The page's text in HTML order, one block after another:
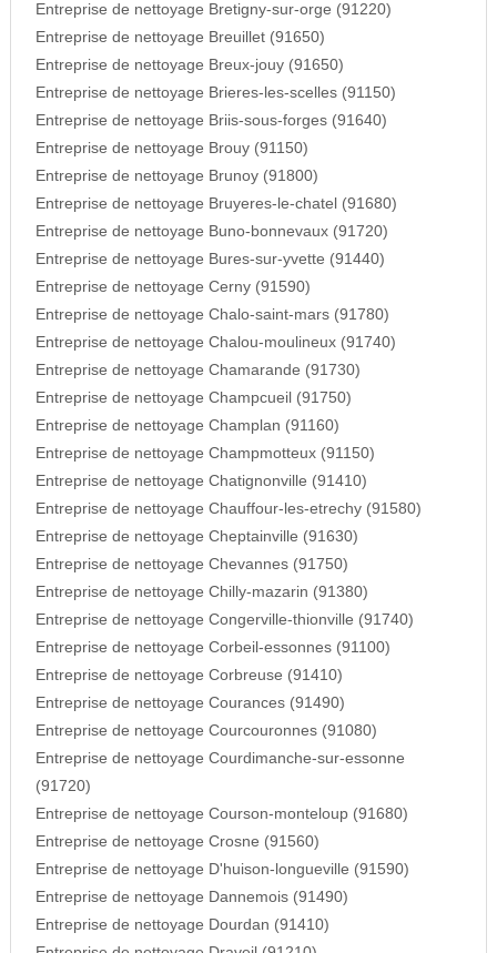
Entreprise de nettoyage Bretigny-sur-orge (91220)
Entreprise de nettoyage Breuillet (91650)
Entreprise de nettoyage Breux-jouy (91650)
Entreprise de nettoyage Brieres-les-scelles (91150)
Entreprise de nettoyage Briis-sous-forges (91640)
Entreprise de nettoyage Brouy (91150)
Entreprise de nettoyage Brunoy (91800)
Entreprise de nettoyage Bruyeres-le-chatel (91680)
Entreprise de nettoyage Buno-bonnevaux (91720)
Entreprise de nettoyage Bures-sur-yvette (91440)
Entreprise de nettoyage Cerny (91590)
Entreprise de nettoyage Chalo-saint-mars (91780)
Entreprise de nettoyage Chalou-moulineux (91740)
Entreprise de nettoyage Chamarande (91730)
Entreprise de nettoyage Champcueil (91750)
Entreprise de nettoyage Champlan (91160)
Entreprise de nettoyage Champmotteux (91150)
Entreprise de nettoyage Chatignonville (91410)
Entreprise de nettoyage Chauffour-les-etrechy (91580)
Entreprise de nettoyage Cheptainville (91630)
Entreprise de nettoyage Chevannes (91750)
Entreprise de nettoyage Chilly-mazarin (91380)
Entreprise de nettoyage Congerville-thionville (91740)
Entreprise de nettoyage Corbeil-essonnes (91100)
Entreprise de nettoyage Corbreuse (91410)
Entreprise de nettoyage Courances (91490)
Entreprise de nettoyage Courcouronnes (91080)
Entreprise de nettoyage Courdimanche-sur-essonne
(91720)
Entreprise de nettoyage Courson-monteloup (91680)
Entreprise de nettoyage Crosne (91560)
Entreprise de nettoyage D'huison-longueville (91590)
Entreprise de nettoyage Dannemois (91490)
Entreprise de nettoyage Dourdan (91410)